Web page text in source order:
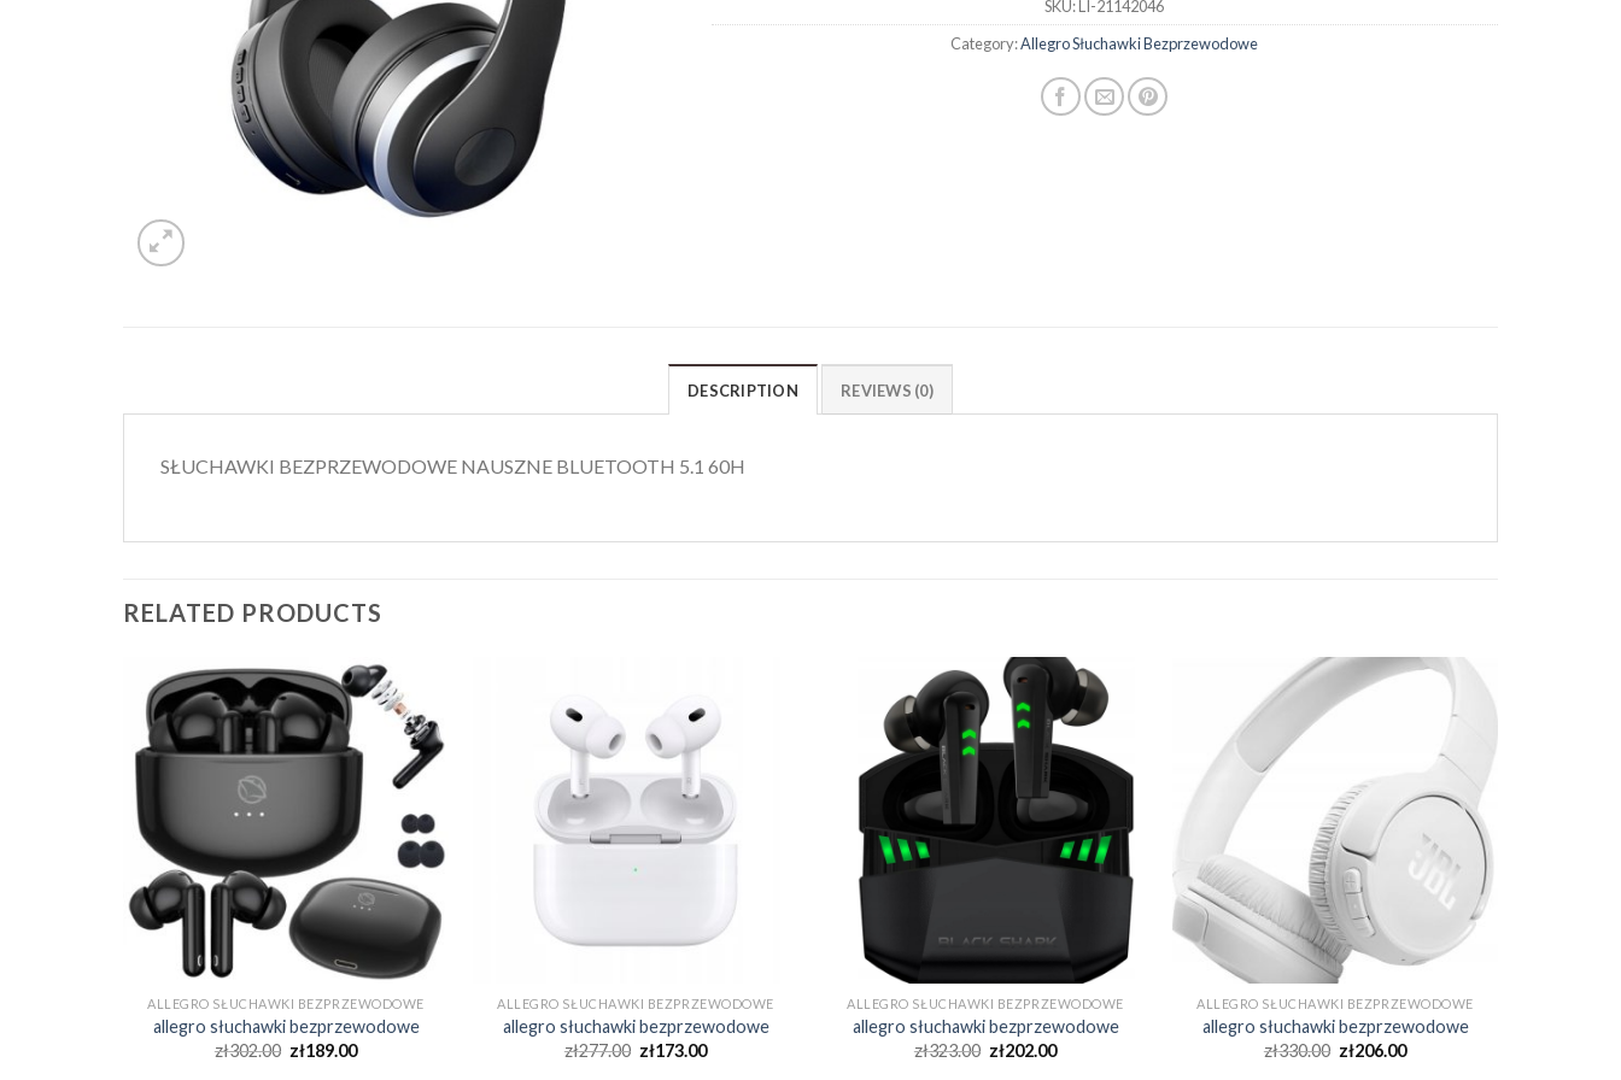
SKU:LI-21142046
Category:Allegro Słuchawki Bezprzewodowe
DESCRIPTION REVIEWS (0)
SŁUCHAWKI BEZPRZEWODOWE NAUSZNE BLUETOOTH 5.1 60H
RELATED PRODUCTS
ALLEGRO SŁUCHAWKI BEZPRZEWODOWE
allegro słuchawki bezprzewodowe
zł302.00 zł189.00
ALLEGRO SŁUCHAWKI BEZPRZEWODOWE
allegro słuchawki bezprzewodowe
zł277.00 zł173.00
ALLEGRO SŁUCHAWKI BEZPRZEWODOWE
allegro słuchawki bezprzewodowe
zł323.00 zł202.00
ALLEGRO SŁUCHAWKI BEZPRZEWODOWE
allegro słuchawki bezprzewodowe
zł330.00 zł206.00